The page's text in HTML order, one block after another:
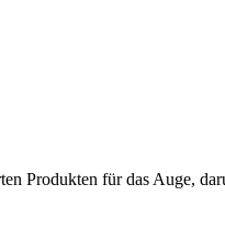
Produkten für das Auge,